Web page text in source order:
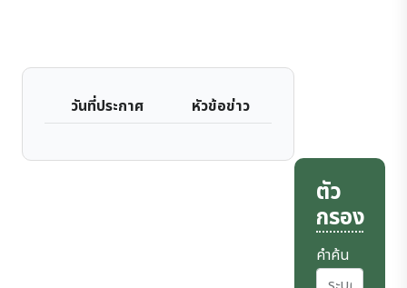
วันที่ประกาศ หัวข้อข่าว
ตัว
กรอง
คำค้น